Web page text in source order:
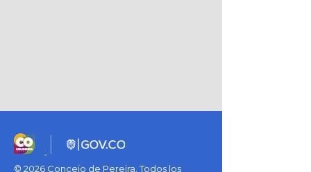
© 2026 Concejo de Pereira. Todos los